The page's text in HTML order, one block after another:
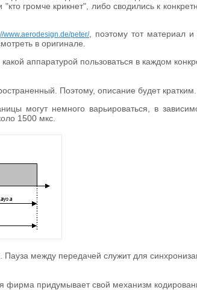
громче крикнет", либо сводились к
www.aerodesign.de/peter/, поэтому тот материал
в оригинале.
аппаратурой пользоваться в каждом
Поэтому, описание будет кратким.
могут немного варьироваться, в
1500 мкс.
между передачей служит для
фирма придумывает свой механизм